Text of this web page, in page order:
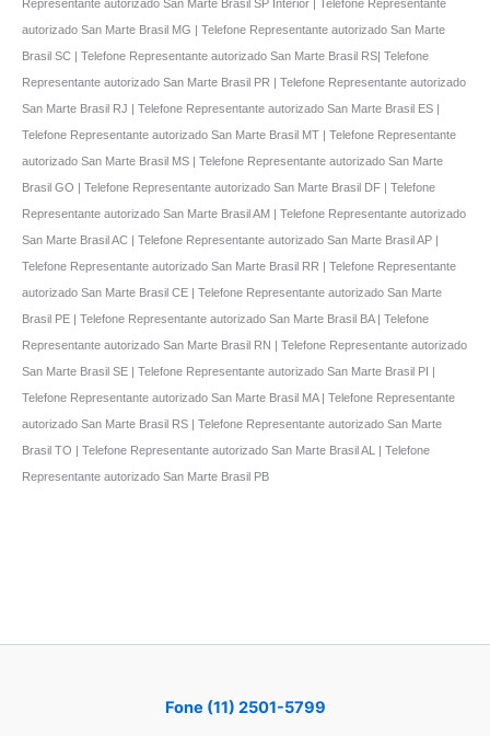
Representante autorizado San Marte Brasil SP Interior | Telefone Representante
autorizado San Marte Brasil MG | Telefone Representante autorizado San Marte
Brasil SC | Telefone Representante autorizado San Marte Brasil RS| Telefone
Representante autorizado San Marte Brasil PR | Telefone Representante autorizado
San Marte Brasil RJ | Telefone Representante autorizado San Marte Brasil ES |
Telefone Representante autorizado San Marte Brasil MT | Telefone Representante
autorizado San Marte Brasil MS | Telefone Representante autorizado San Marte
Brasil GO | Telefone Representante autorizado San Marte Brasil DF | Telefone
Representante autorizado San Marte Brasil AM | Telefone Representante autorizado
San Marte Brasil AC | Telefone Representante autorizado San Marte Brasil AP |
Telefone Representante autorizado San Marte Brasil RR | Telefone Representante
autorizado San Marte Brasil CE | Telefone Representante autorizado San Marte
Brasil PE | Telefone Representante autorizado San Marte Brasil BA | Telefone
Representante autorizado San Marte Brasil RN | Telefone Representante autorizado
San Marte Brasil SE | Telefone Representante autorizado San Marte Brasil PI |
Telefone Representante autorizado San Marte Brasil MA | Telefone Representante
autorizado San Marte Brasil RS | Telefone Representante autorizado San Marte
Brasil TO | Telefone Representante autorizado San Marte Brasil AL | Telefone
Representante autorizado San Marte Brasil PB
Fone (11) 2501-5799